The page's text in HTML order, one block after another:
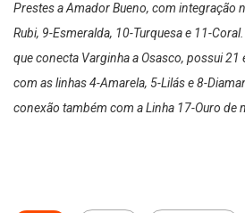
Prestes a Amador Bueno, com integração
Rubi, 9-Esmeralda, 10-Turquesa e 11-
que conecta Varginha a Osasco, possui
com as linhas 4-Amarela, 5-Lilás e 8-
conexão também com a Linha 17-Ouro de